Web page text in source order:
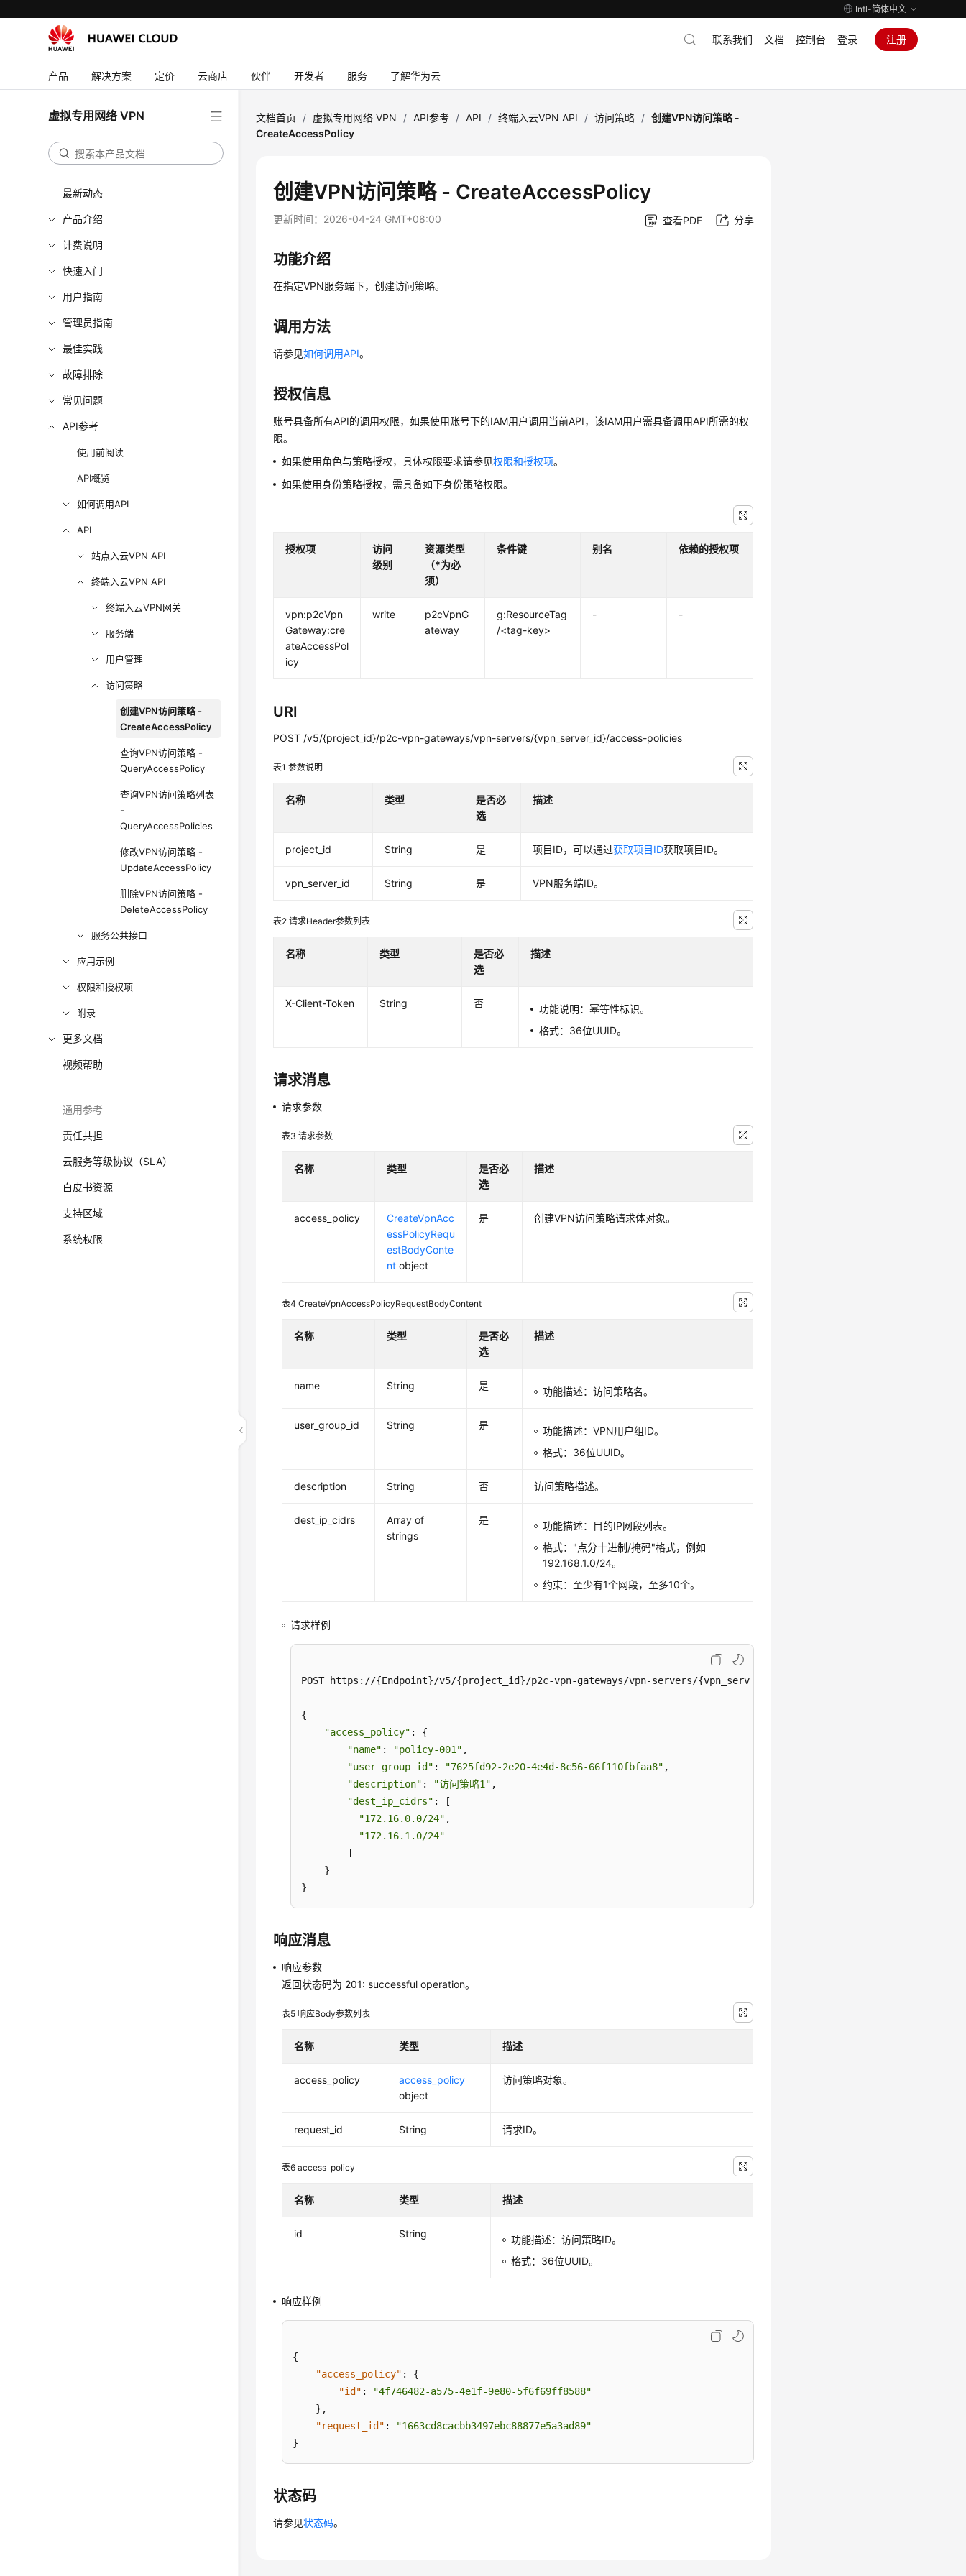
Intl-简体中文
产品 解决方案 定价 云商店 伙伴 开发者 服务 了解华为云
联系我们 文档 控制台 登录 注册
虚拟专用网络 VPN
最新动态
产品介绍
计费说明
快速入门
用户指南
管理员指南
最佳实践
故障排除
常见问题
API参考
使用前阅读
API概览
如何调用API
API
站点入云VPN API
终端入云VPN API
终端入云VPN网关
服务端
用户管理
访问策略
创建VPN访问策略 -
CreateAccessPolicy
查询VPN访问策略 -
QueryAccessPolicy
查询VPN访问策略列表
-
QueryAccessPolicies
修改VPN访问策略 -
UpdateAccessPolicy
删除VPN访问策略 -
DeleteAccessPolicy
服务公共接口
应用示例
权限和授权项
附录
更多文档
视频帮助
通用参考
责任共担
云服务等级协议（SLA）
白皮书资源
支持区域
系统权限
文档首页 / 虚拟专用网络 VPN / API参考 / API / 终端入云VPN API / 访问策略 / 创建VPN访问策略 -
CreateAccessPolicy
创建VPN访问策略 - CreateAccessPolicy
更新时间： 2026-04-24 GMT+08:00 查看PDF 分享
功能介绍
在指定VPN服务端下，创建访问策略。
调用方法
请参见如何调用API。
授权信息
账号具备所有API的调用权限，如果使用账号下的IAM用户调用当前API，该IAM用户需具备调用API所需的权
限。
如果使用角色与策略授权，具体权限要求请参见权限和授权项。
如果使用身份策略授权，需具备如下身份策略权限。
授权项
访问
级别
资源类型
（*为必
须）
条件键 别名 依赖的授权项
vpn:p2cVpn
Gateway:cre
ateAccessPol
icy
write
p2cVpnG
ateway
g:ResourceTag
/<tag-key>
- -
URI
POST /v5/{project_id}/p2c-vpn-gateways/vpn-servers/{vpn_server_id}/access-policies
表1参数说明
名称 类型
是否必
选
描述
project_id String 是 项目ID，可以通过获取项目ID获取项目ID。
vpn_server_id String 是 VPN服务端ID。
表2请求Header参数列表
名称 类型
是否必
选
描述
X-Client-Token String 否
功能说明：幂等性标识。
格式：36位UUID。
请求消息
请求参数
表3请求参数
名称 类型
是否必
选
描述
access_policy
CreateVpnAcc
essPolicyRequ
estBodyConte
nt object
是 创建VPN访问策略请求体对象。
表4CreateVpnAccessPolicyRequestBodyContent
名称 类型
是否必
选
描述
name String 是 功能描述：访问策略名。
user_group_id String 是
功能描述：VPN用户组ID。
格式：36位UUID。
description String 否 访问策略描述。
dest_ip_cidrs
Array of
strings
是
功能描述：目的IP网段列表。
格式："点分十进制/掩码"格式，例如
192.168.1.0/24。
约束：至少有1个网段，至多10个。
请求样例
POST https://{Endpoint}/v5/{project_id}/p2c-vpn-gateways/vpn-servers/{vpn_server_id}/access-policies
{
"access_policy" : {
"name" : "policy-001" ,
"user_group_id" : "7625fd92-2e20-4e4d-8c56-66f110fbfaa8" ,
"description" : "访问策略1" ,
"dest_ip_cidrs" : [
"172.16.0.0/24" ,
"172.16.1.0/24"
        ]
    }
}
响应消息
响应参数
返回状态码为 201: successful operation。
表5响应Body参数列表
名称 类型 描述
access_policy
access_policy
object
访问策略对象。
request_id String 请求ID。
表6access_policy
名称 类型 描述
id String
功能描述：访问策略ID。
格式：36位UUID。
响应样例
{
"access_policy" :
{
"id" :
"4f746482-a575-4e1f-9e80-5f6f69ff8588"
} ,
"request_id" :
"1663cd8cacbb3497ebc88877e5a3ad89"
}
状态码
请参见状态码。